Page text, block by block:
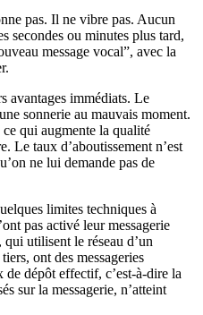
pas. Il ne vibre pas. Aucun
secondes ou minutes plus tard,
message vocal”, avec la
avantages immédiats. Le
sonnerie au mauvais moment.
qui augmente la qualité
Le taux d’aboutissement n’est
ne lui demande pas de
limites techniques à
pas activé leur messagerie
utilisent le réseau d’un
ont des messageries
dépôt effectif, c’est-à-dire la
sur la messagerie, n’atteint